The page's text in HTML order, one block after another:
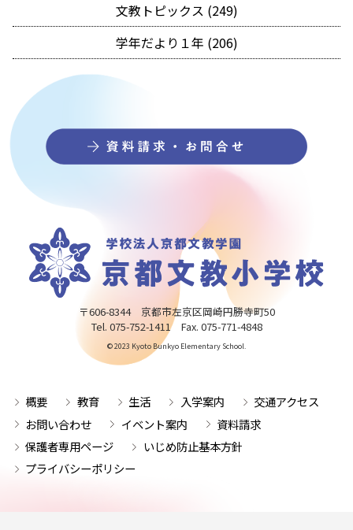
文教トピックス (249)
学年だより１年 (206)
〒606-8344 京都市左京区岡崎円勝寺町50
Tel. 075-752-1411 Fax. 075-771-4848
© 2023 Kyoto Bunkyo Elementary School.
概要 教育 生活 入学案内
交通アクセス
お問い合わせ
イベント案内
資料請求
保護者専用ページ
いじめ防止基本方針
プライバシーポリシー